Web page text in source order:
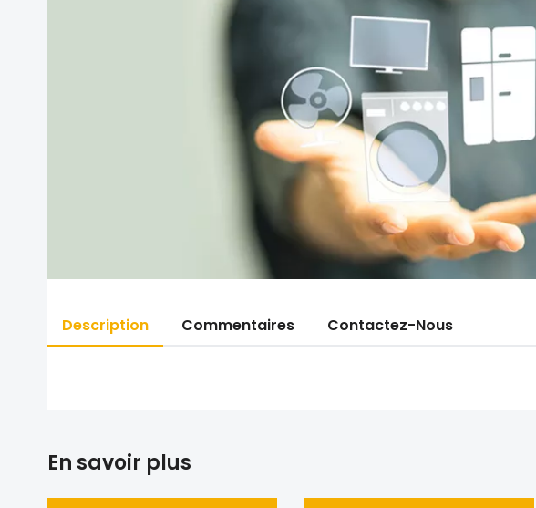
Description Commentaires Contactez-Nous
En savoir plus